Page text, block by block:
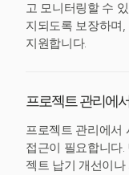
고 모니터링할 수
지되도록 보장하며
지원합니다.
프로젝트 관리에
프로젝트 관리에서
접근이 필요합니다.
젝트 납기 개선이